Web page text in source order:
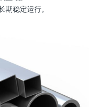
期稳定运行。